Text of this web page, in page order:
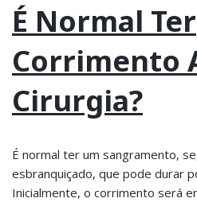
É Normal Ter
Corrimento
Cirurgia?
É normal ter um sangramento,
esbranquiçado, que pode durar
Inicialmente, o corrimento será